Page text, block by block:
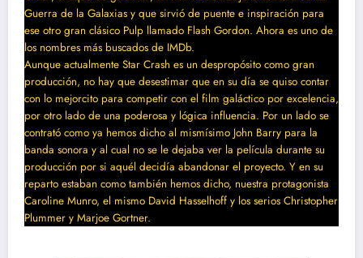
Guerra de la Galaxias y que sirvió de puente e inspiración para
ese otro gran clásico Pulp llamado Flash Gordon. Ahora es uno de
los nombres más buscados de IMDb.
Aunque actualmente Star Crash es un despropósito como gran
producción, no hay que desestimar que en su día se quiso contar
con lo mejorcito para competir con el film galáctico por excelencia,
por otro lado de una poderosa y lógica influencia. Por un lado se
contrató como ya hemos dicho al mismísimo John Barry para la
banda sonora y al cual no se le dejaba ver la película durante su
producción por si aquél decidía abandonar el proyecto. Y en su
reparto estaban como también hemos dicho, nuestra protagonista
Caroline Munro, el mismo David Hasselhoff y los serios Christopher
Plummer y Marjoe Gortner.